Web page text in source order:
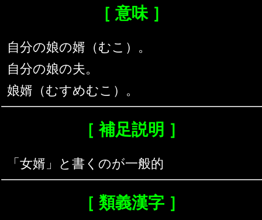
［ 意味 ］
自分の娘の婿（むこ）。
自分の娘の夫。
娘婿（むすめむこ）。
［ 補足説明 ］
「女婿」と書くのが一般的
［ 類義漢字 ］